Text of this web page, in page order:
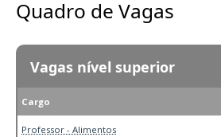
Quadro de Vagas
Vagas nível superior
Cargo
Professor - Alimentos